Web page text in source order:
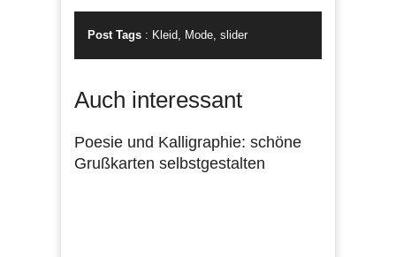
Post Tags : Kleid Mode slider
Auch interessant
Poesie und Kalligraphie: schöne
Grußkarten selbstgestalten